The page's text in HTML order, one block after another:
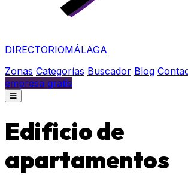
DIRECTORIOMÁLAGA
Zonas Categorías Buscador Blog
empresa gratis
Edificio de
apartamentos